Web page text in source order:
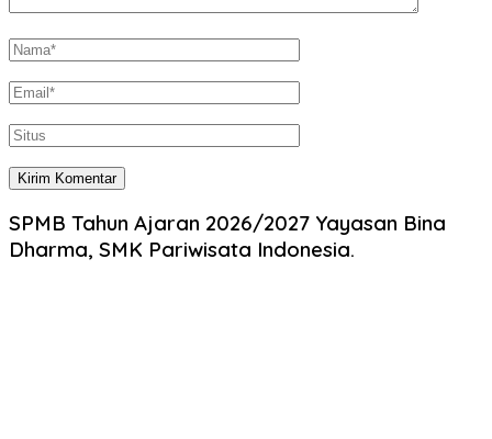
SPMB Tahun Ajaran 2026/2027 Yayasan Bina
Dharma, SMK Pariwisata Indonesia.